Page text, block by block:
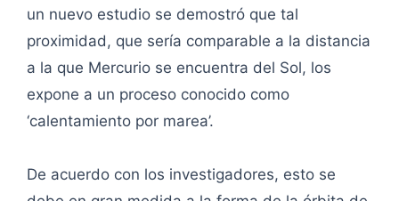
un nuevo estudio se demostró que tal
proximidad, que sería comparable a la distancia
a la que Mercurio se encuentra del Sol, los
expone a un proceso conocido como
‘calentamiento por marea’.
De acuerdo con los investigadores, esto se